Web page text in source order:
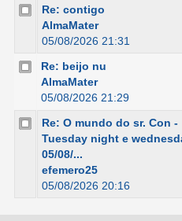
Re: contigo
AlmaMater
05/08/2026 21:31
Re: beijo nu
AlmaMater
05/08/2026 21:29
Re: O mundo do sr. Con -
Tuesday night e
05/08/...
efemero25
05/08/2026 20:16